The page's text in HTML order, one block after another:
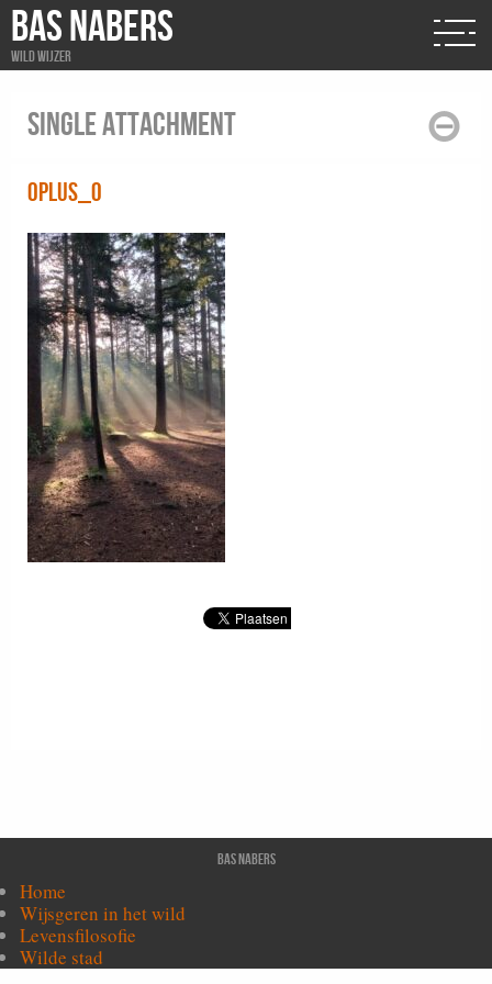
BAS NABERS
Wild wijzer
Single attachment
oplus_0
Bas Nabers
Home
Wijsgeren in het wild
Levensfilosofie
Wilde stad